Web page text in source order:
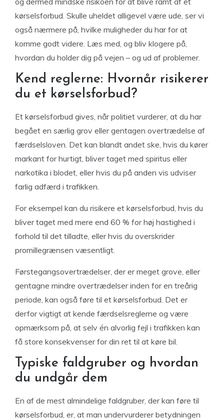
kørselsforbud. Skulle uheldet alligevel være ude, ser vi
også nærmere på, hvilke muligheder du har for at
komme godt videre. Læs med, og bliv klogere på,
hvordan du holder dig på vejen – og ud af problemer.
Kend reglerne: Hvornår risikerer
du et kørselsforbud?
Et kørselsforbud gives, når politiet vurderer, at du har
begået en særlig grov eller gentagen overtrædelse af
færdselsloven. Det kan blandt andet ske, hvis du kører
markant for hurtigt, bliver taget med spiritus eller
narkotika i blodet, eller hvis du på anden vis udviser
farlig adfærd i trafikken.
For eksempel kan du risikere et kørselsforbud, hvis du
bliver taget med mere end 60 % for høj hastighed i
forhold til det tilladte, eller hvis du overskrider
promillegrænsen væsentligt.
Førstegangsovertrædelser, der er meget grove, eller
gentagne mindre overtrædelser inden for en treårig
periode, kan også føre til et kørselsforbud. Det er
derfor vigtigt at kende færdselsreglerne og være
opmærksom på, at selv én alvorlig fejl i trafikken kan
få store konsekvenser for din ret til at køre bil.
Typiske faldgruber og hvordan
du undgår dem
En af de mest almindelige faldgruber, der kan føre til
kørselsforbud, er, at man undervurderer betydningen